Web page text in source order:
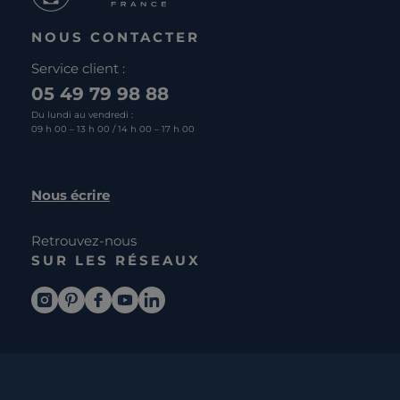
NOUS CONTACTER
Service client :
05 49 79 98 88
Du lundi au vendredi :
09 h 00 – 13 h 00 / 14 h 00 – 17 h 00
Nous écrire
Retrouvez-nous
SUR LES RÉSEAUX